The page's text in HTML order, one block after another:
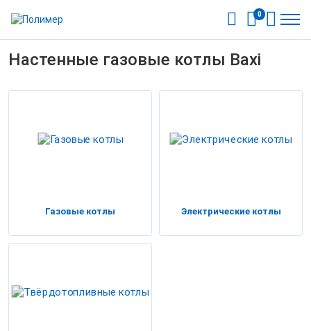
0
Настенные газовые котлы Baxi
Газовые котлы Электрические котлы